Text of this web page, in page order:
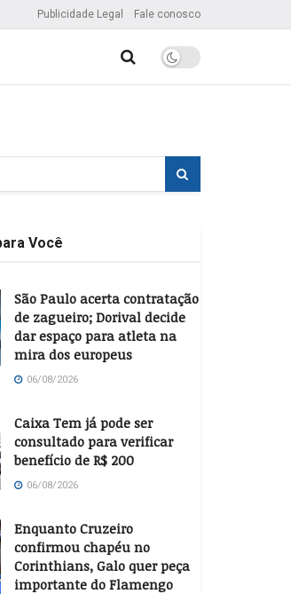
Publicidade Legal Fale conosco
Você
São Paulo acerta contratação
de zagueiro; Dorival decide
dar espaço para atleta na
mira dos europeus
06/08/2026
Caixa Tem já pode ser
consultado para verificar
benefício de R$ 200
06/08/2026
Enquanto Cruzeiro
confirmou chapéu no
Corinthians, Galo quer peça
importante do Flamengo